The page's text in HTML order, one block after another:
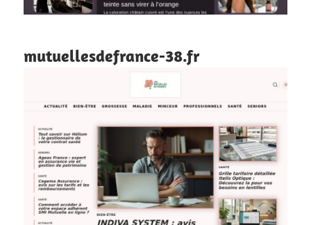
mutuellesdefrance-38.fr